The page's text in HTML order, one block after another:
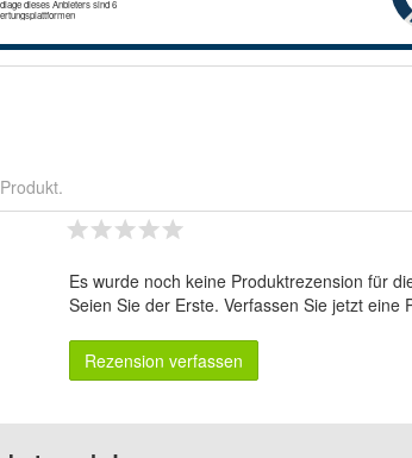
Es wurde noch keine Produktrezension für
Seien Sie der Erste. Verfassen Sie jetzt eine
Rezension verfassen